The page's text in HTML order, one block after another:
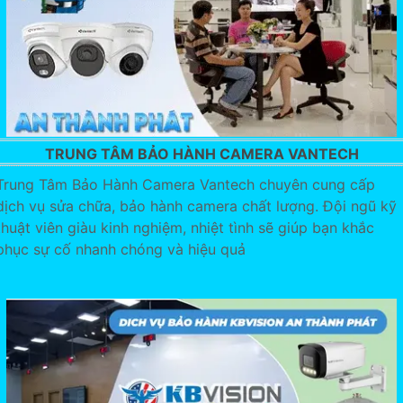
TRUNG TÂM BẢO HÀNH CAMERA VANTECH
Tâm Bảo Hành Camera Vantech chuyên cung cấp
vụ sửa chữa, bảo hành camera chất lượng. Đội ngũ kỹ
viên giàu kinh nghiệm, nhiệt tình sẽ giúp bạn khắc
sự cố nhanh chóng và hiệu quả